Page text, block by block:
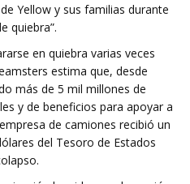
Yellow y sus familias durante
quiebra”.
en quiebra varias veces
estima que, desde
más de 5 mil millones de
y de beneficios para apoyar a
de camiones recibió un
del Tesoro de Estados